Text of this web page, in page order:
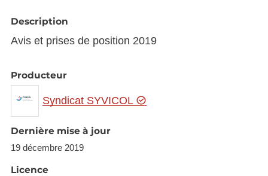
Description
Avis et prises de position 2019
Producteur
Syndicat SYVICOL
Dernière mise à jour
19 décembre 2019
Licence